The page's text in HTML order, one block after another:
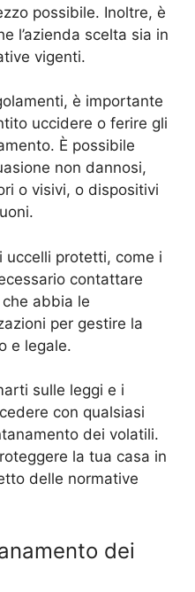
possibile. Inoltre, è
l’azienda scelta sia in
vigenti.
è importante
uccidere o ferire gli
È possibile
non dannosi,
o visivi, o dispositivi
uccelli protetti, come i
contattare
che abbia le
per gestire la
e legale.
sulle leggi e i
con qualsiasi
dei volatili.
la tua casa in
delle normative
dei